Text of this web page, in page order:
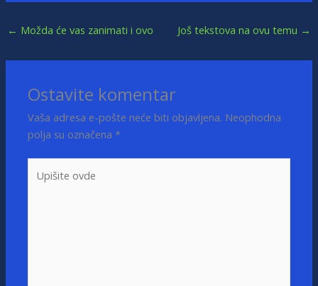
← Možda će vas zanimati i ovo Još tekstova na ovu temu →
Ostavite komentar
Vaša adresa e-pošte neće biti objavljena. Neophodna
polja su označena *
ovde